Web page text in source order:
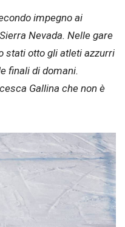
impegno ai
Nevada. Nelle gare
stati otto gli atleti azzurri
finali di domani.
Gallina che non è